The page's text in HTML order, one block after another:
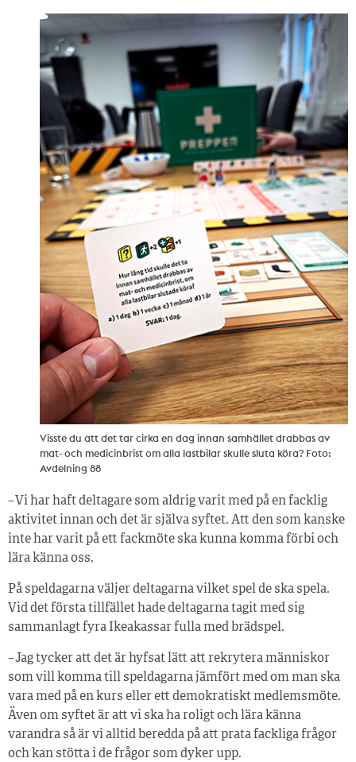
Visste du att det tar cirka en dag innan samhället drabbas av
mat- och medicinbrist om alla lastbilar skulle sluta köra? Foto:
Avdelning 88
– Vi har haft deltagare som aldrig varit med på en facklig
aktivitet innan och det är själva syftet. Att den som kanske
inte har varit på ett fackmöte ska kunna komma förbi och
lära känna oss.
På speldagarna väljer deltagarna vilket spel de ska spela.
Vid det första tillfället hade deltagarna tagit med sig
sammanlagt fyra Ikeakassar fulla med brädspel.
– Jag tycker att det är hyfsat lätt att rekrytera människor
som vill komma till speldagarna jämfört med om man ska
vara med på en kurs eller ett demokratiskt medlemsmöte.
Även om syftet är att vi ska ha roligt och lära känna
varandra så är vi alltid beredda på att prata fackliga frågor
och kan stötta i de frågor som dyker upp.